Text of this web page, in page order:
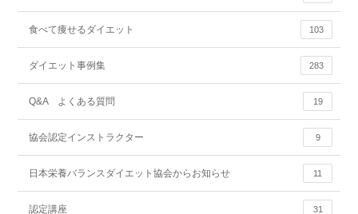
食べて痩せるダイエット 103
ダイエット事例集 283
Q&A よくある質問 19
協会認定インストラクター 9
日本栄養バランスダイエット協会からお知らせ 11
認定講座 31